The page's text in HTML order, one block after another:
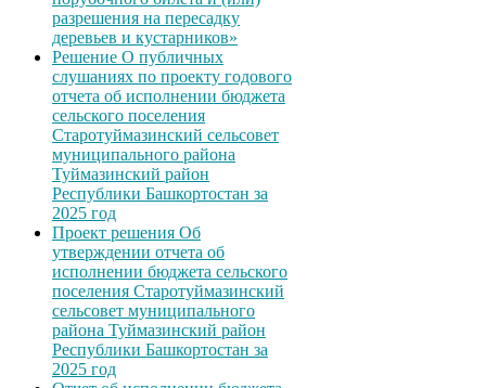
разрешения на пересадку
деревьев и кустарников»
Решение О публичных
слушаниях по проекту годового
отчета об исполнении бюджета
сельского поселения
Старотуймазинский сельсовет
муниципального района
Туймазинский район
Республики Башкортостан за
2025 год
Проект решения Об
утверждении отчета об
исполнении бюджета сельского
поселения Старотуймазинский
сельсовет муниципального
района Туймазинский район
Республики Башкортостан за
2025 год